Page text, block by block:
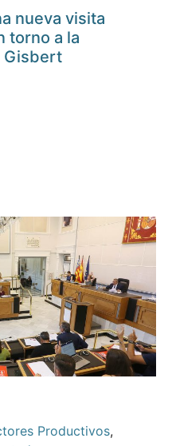
nueva visita
torno a la
Gisbert
Productivos,